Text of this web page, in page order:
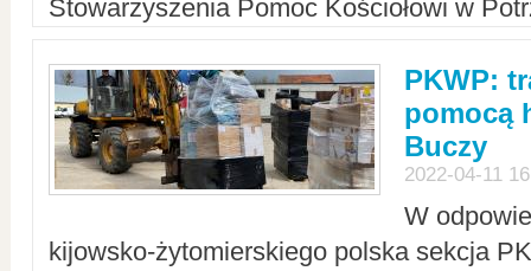
Stowarzyszenia Pomoc Kościołowi w
PKWP:
pomocą
Buczy
2022-04-11
W
kijowsko-żytomierskiego polska sekcja